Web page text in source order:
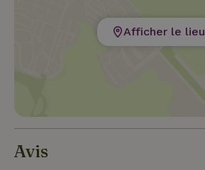
Afficher le lieu
Avis